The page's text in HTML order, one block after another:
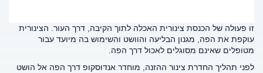
זו פעולה של הכנסת צינורית האכלה לתוך הקיבה, דרך העור. הצינורית
עוקפת את הפה, מגנון הבליעה והוושט והשימוש בה מיועד עבור
מטופלים שאינם מסוגלים לאכול דרך הפה.
לפני תהליך החדרת צינור ההזנה, מוחדר אנדוסקופ דרך הפה אל הושט